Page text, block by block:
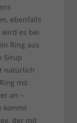
ebenfalls
es bei
Ring aus
Sirup
natürlich
mit
an –
kommt
der mit